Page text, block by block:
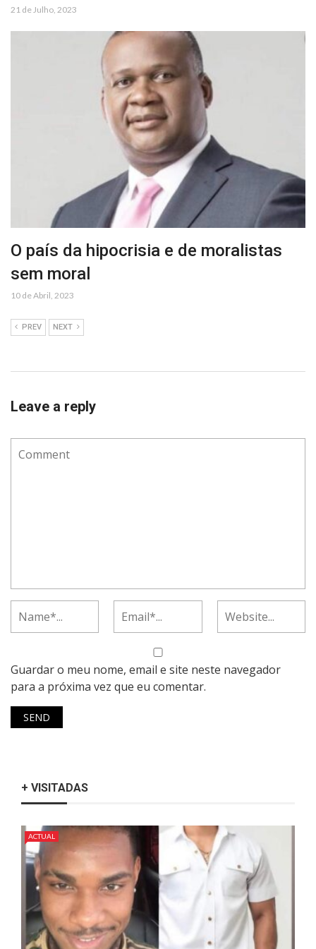
21 de Julho, 2023
O país da hipocrisia e de moralistas
sem moral
10 de Abril, 2023
PREV NEXT
Leave a reply
Guardar o meu nome, email e site neste navegador
para a próxima vez que eu comentar.
+ VISITADAS
ACTUAL